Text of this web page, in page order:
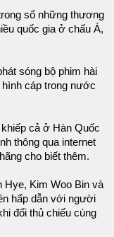
số những thương
quốc gia ở chấu Á,
sóng bộ phim hài
cáp trong nước
cả ở Hàn Quốc
thông qua internet
cho biết thêm.
Hye, Kim Woo Bin và
hấp dẫn với người
đối thủ chiếu cùng